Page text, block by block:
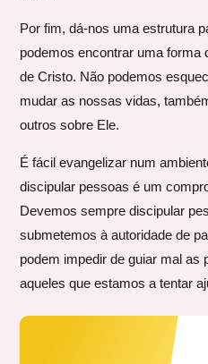
Por fim, dá-nos uma estrutura
podemos encontrar uma forma
de Cristo. Não podemos
mudar as nossas vidas,
outros sobre Ele.
É fácil evangelizar num
discipular pessoas é um
Devemos sempre discipular
submetemos à autoridade de
podem impedir de guiar mal as
aqueles que estamos a tentar